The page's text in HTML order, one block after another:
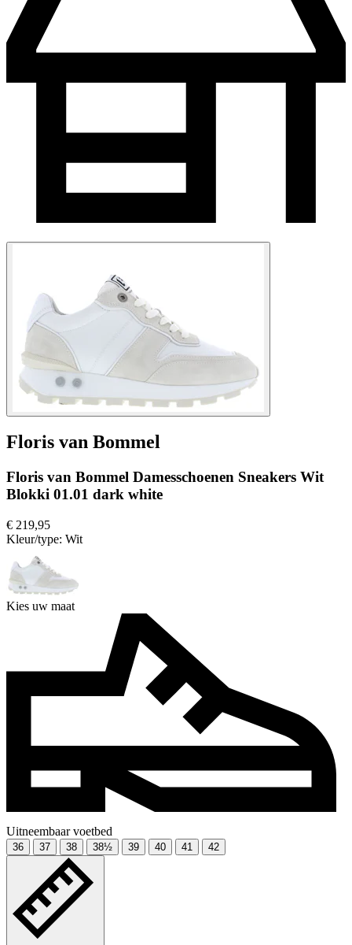
Floris van Bommel
Floris van Bommel Damesschoenen Sneakers Wit
Blokki 01.01 dark white
€ 219,95
Kleur/type: Wit
Kies uw maat
Uitneembaar voetbed
36 37 38 38½ 39 40 41 42